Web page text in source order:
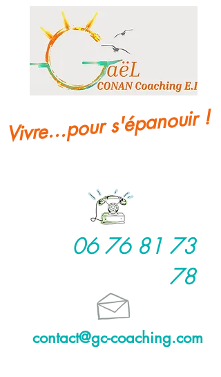
Vivre...pour s'épanouir !
06 76 81 73
78
contact@gc-coaching.com